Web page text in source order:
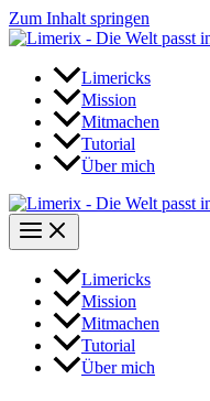
Zum Inhalt springen
Limericks
Mission
Mitmachen
Tutorial
Über mich
Limericks
Mission
Mitmachen
Tutorial
Über mich